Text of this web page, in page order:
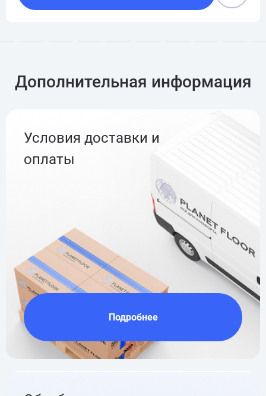
Дополнительная информация
Условия доставки и
оплаты
Подробнее